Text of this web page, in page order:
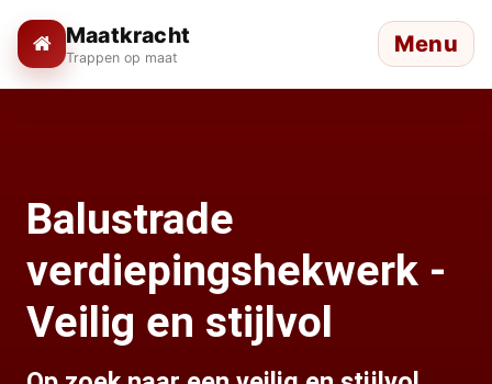
Maatkracht
Trappen op maat Menu
Balustrade
verdiepingshekwerk -
Veilig en stijlvol